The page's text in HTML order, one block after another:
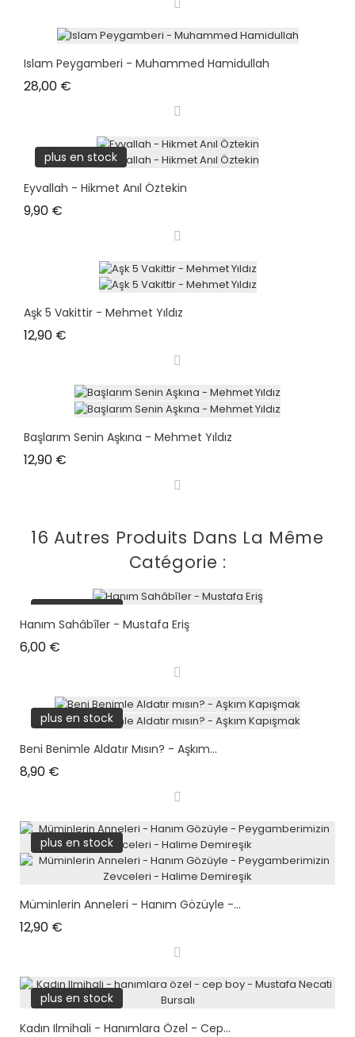
Islam Peygamberi - Muhammed Hamidullah
28,00 €
plus en stock
Eyvallah - Hikmet Anıl Öztekin
9,90 €
Aşk 5 Vakittir - Mehmet Yıldız
12,90 €
Başlarım Senin Aşkına - Mehmet Yıldız
12,90 €
16 Autres Produits Dans La Même
Catégorie :
plus en stock
Hanım Sahâbîler - Mustafa Eriş
6,00 €
plus en stock
Beni Benimle Aldatır Mısın? - Aşkım...
8,90 €
plus en stock
Müminlerin Anneleri - Hanım Gözüyle -...
12,90 €
plus en stock
Kadın Ilmihali - Hanımlara Özel - Cep...